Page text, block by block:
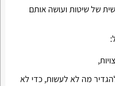
של שיטות ועושה אותם
מה לא לעשות, כדי לא